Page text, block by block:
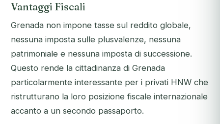
Vantaggi Fiscali
Grenada non impone tasse sul reddito globale,
nessuna imposta sulle plusvalenze, nessuna
patrimoniale e nessuna imposta di successione.
Questo rende la cittadinanza di Grenada
particolarmente interessante per i privati HNW che
ristrutturano la loro posizione fiscale internazionale
accanto a un secondo passaporto.